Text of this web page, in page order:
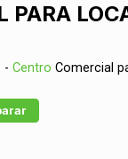
PARA
- Centro Comercial